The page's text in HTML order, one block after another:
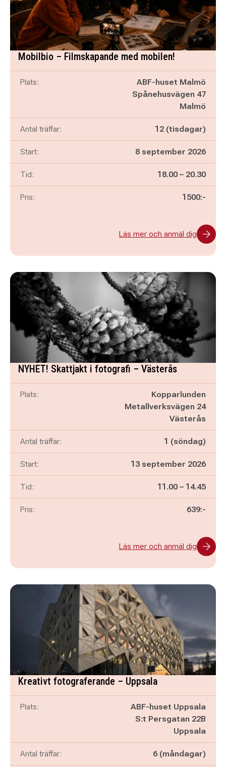
Mobilbio – Filmskapande med mobilen!
Plats:
ABF-huset Malmö
Spånehusvägen 47
Malmö
Antal träffar: 12 (tisdagar)
Start: 8 september 2026
Tid: Pågår mellan
18.00 – och
20.30
Pris: 1500:-
Läs mer och anmäl dig
NYHET! Skattjakt i fotografi – Västerås
Plats:
Kopparlunden
Metallverksvägen 24
Västerås
Antal träffar: 1 (söndag)
Start: 13 september 2026
Tid: Pågår mellan
11.00 – och
14.45
Pris: 639:-
Läs mer och anmäl dig
Kreativt fotograferande – Uppsala
Plats:
ABF-huset Uppsala
S:t Persgatan 22B
Uppsala
Antal träffar: 6 (måndagar)